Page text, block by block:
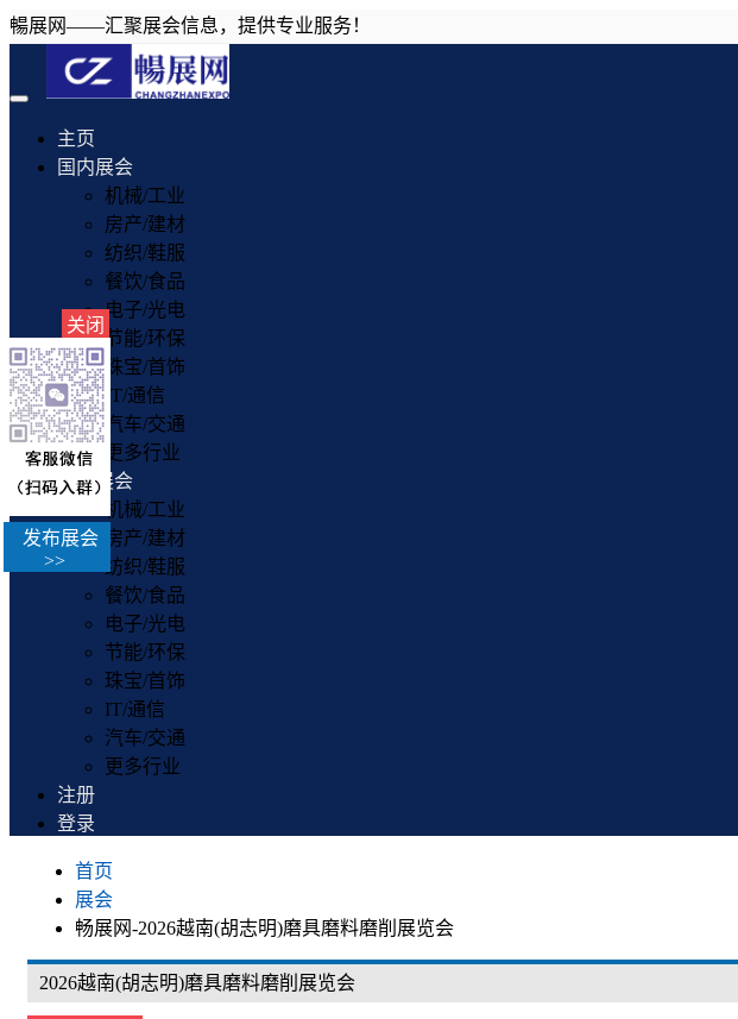
暢展网——汇聚展会信息，提供专业服务！
Toggle
navigation
主页
国内展会
机械/工业
房产/建材
纺织/鞋服
餐饮/食品
电子/光电
节能/环保
珠宝/首饰
IT/通信
汽车/交通
更多行业
国外展会
机械/工业
房产/建材
纺织/鞋服
餐饮/食品
电子/光电
节能/环保
珠宝/首饰
IT/通信
汽车/交通
更多行业
注册
登录
首页
展会
畅展网-2026越南(胡志明)磨具磨料磨削展览会
2026越南(胡志明)磨具磨料磨削展览会
关闭
发布展会
>>